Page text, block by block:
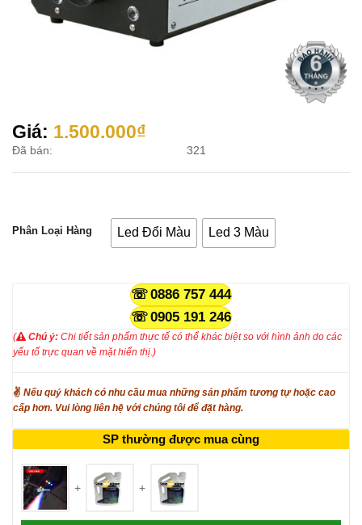
Giá: 1.500.000₫
Đã bán: 321
Phân Loại Hàng Led Đổi Màu Led 3 Màu
0886 757 444
0905 191 246
( Chú ý: Chi tiết sản phẩm thực tế có thể khác biệt so với hình ảnh do các
yếu tố trực quan về mặt hiển thị.)
✌ Nếu quý khách có nhu cầu mua những sản phẩm tương tự hoặc cao
cấp hơn. Vui lòng liên hệ với chúng tôi để đặt hàng.
SP thường được mua cùng
+ +